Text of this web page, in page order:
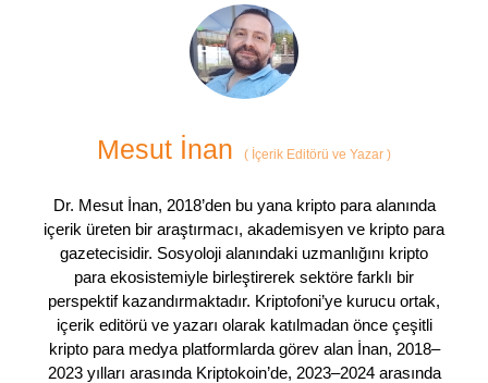
Mesut İnan ( İçerik Editörü ve Yazar )
Dr. Mesut İnan, 2018’den bu yana kripto para alanında
içerik üreten bir araştırmacı, akademisyen ve kripto para
gazetecisidir. Sosyoloji alanındaki uzmanlığını kripto
para ekosistemiyle birleştirerek sektöre farklı bir
perspektif kazandırmaktadır. Kriptofoni’ye kurucu ortak,
içerik editörü ve yazarı olarak katılmadan önce çeşitli
kripto para medya platformlarda görev alan İnan, 2018–
2023 yılları arasında Kriptokoin’de, 2023–2024 arasında